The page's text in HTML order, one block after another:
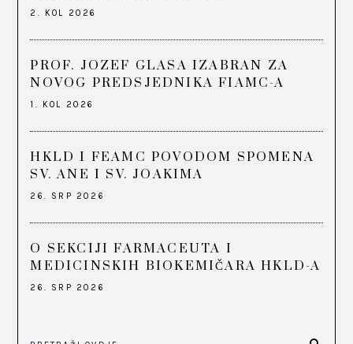
2. KOL 2026
PROF. JOZEF GLASA IZABRAN ZA
NOVOG PREDSJEDNIKA FIAMC-A
1. KOL 2026
HKLD I FEAMC POVODOM SPOMENA
SV. ANE I SV. JOAKIMA
26. SRP 2026
O SEKCIJI FARMACEUTA I
MEDICINSKIH BIOKEMIČARA HKLD-A
26. SRP 2026